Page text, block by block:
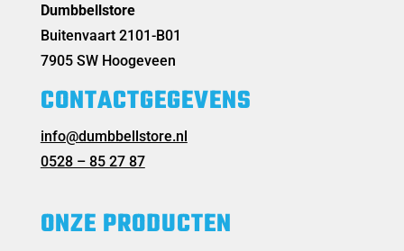
Dumbbellstore
Buitenvaart 2101-B01
7905 SW Hoogeveen
CONTACTGEGEVENS
info@dumbbellstore.nl
0528 – 85 27 87
ONZE PRODUCTEN